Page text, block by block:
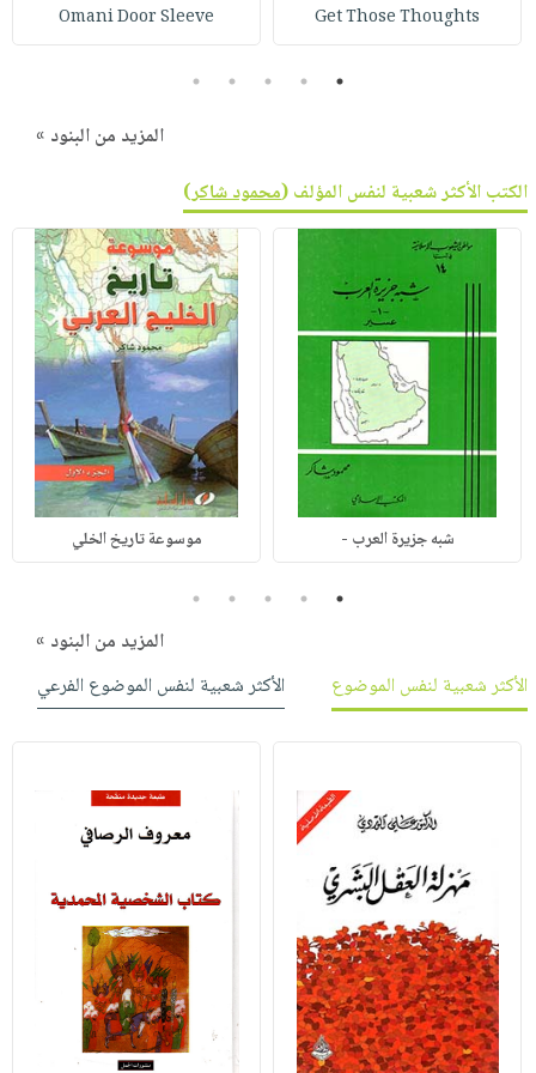
Get Those Thoughts
Omani Door Sleeve
1
2
3
4
5
المزيد من البنود »
الكتب الأكثر شعبية لنفس المؤلف (محمود شاكر)
شبه جزيرة العرب - موسوعة تاريخ الخلي
1
2
3
4
5
المزيد من البنود »
الأكثر شعبية لنفس الموضوع
الأكثر شعبية لنفس الموضوع الفرعي